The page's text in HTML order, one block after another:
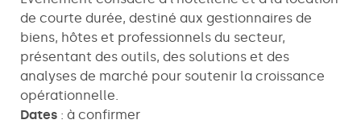
de courte durée, destiné aux gestionnaires de
biens, hôtes et professionnels du secteur,
présentant des outils, des solutions et des
analyses de marché pour soutenir la croissance
opérationnelle.
Dates : à confirmer